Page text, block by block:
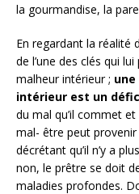
la gourmandise, la
En regardant la réalité
de l’une des clés qui
malheur intérieur ;
intérieur est un
du mal qu’il commet
mal- être peut
décrétant qu’il n’y a
non, le prêtre se doit
maladies profondes.